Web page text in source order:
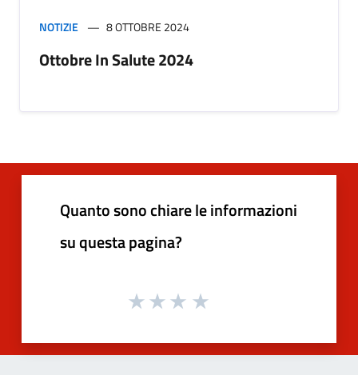
NOTIZIE 8 OTTOBRE 2024
Ottobre In Salute 2024
Quanto sono chiare le informazioni
su questa pagina?